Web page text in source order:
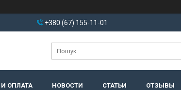
+380 (67) 155-11-01
ОПЛАТА НОВОСТИ СТАТЬИ ОТЗЫВЫ